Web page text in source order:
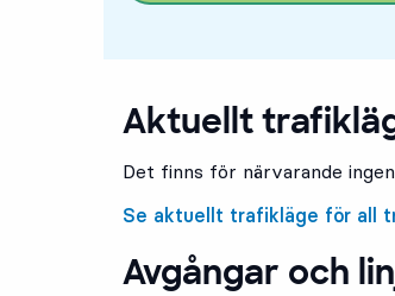
Aktuellt
Det finns för närvarande
Se aktuellt trafikläge för all
Avgångar och